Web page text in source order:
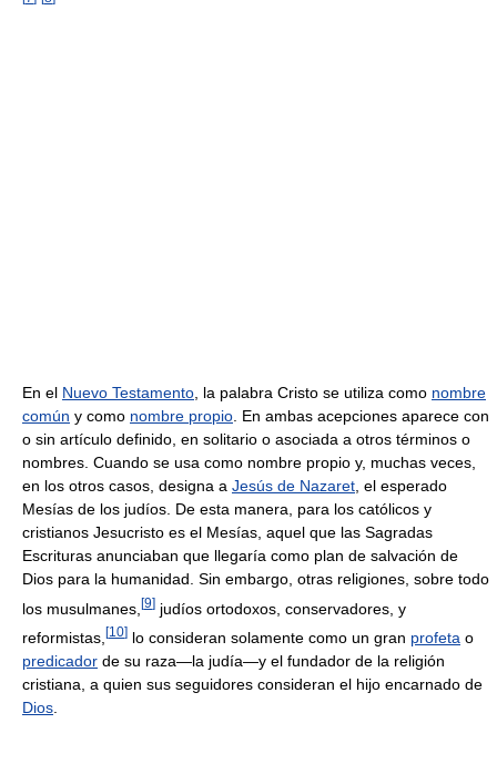
En el Nuevo Testamento , la palabra Cristo se utiliza como nombre
común y como nombre propio . En ambas acepciones aparece con
o sin artículo definido, en solitario o asociada a otros términos o
nombres. Cuando se usa como nombre propio y, muchas veces,
en los otros casos, designa a Jesús de Nazaret , el esperado
Mesías de los judíos. De esta manera, para los católicos y
cristianos Jesucristo es el Mesías, aquel que las Sagradas
Escrituras anunciaban que llegaría como plan de salvación de
Dios para la humanidad. Sin embargo, otras religiones, sobre todo
los musulmanes, [9] judíos ortodoxos, conservadores, y
reformistas, [10] lo consideran solamente como un gran profeta o
predicador de su raza—la judía—y el fundador de la religión
cristiana, a quien sus seguidores consideran el hijo encarnado de
Dios